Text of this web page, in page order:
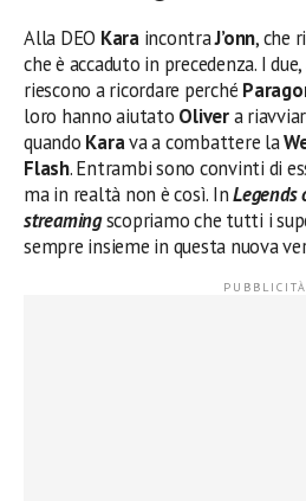
Alla DEO KaraincontraJ’onn, che
che è accaduto in precedenza. I
riescono a ricordare perché
loro hanno aiutato Olivera
quando Karava a combattere la
Flash. Entrambi sono convinti di
ma in realtà non è così. InLegends
streamingscopriamo che tutti i
sempre insieme in questa nuova